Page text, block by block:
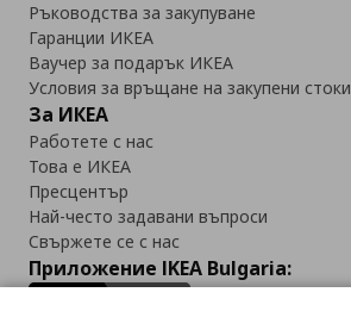
Ръководства за закупуване
Гаранции ИКЕА
Ваучер за подарък ИКЕА
Условия за връщане на закупени стоки
За ИКЕА
Работете с нас
Това е ИКЕА
Пресцентър
Най-често задавани въпроси
Свържете се с нас
Приложение IKEA Bulgaria: